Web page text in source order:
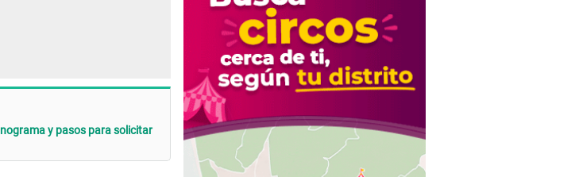
y pasos para solicitar